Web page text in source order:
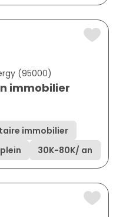
(95000)
immobilier
immobilier
30K-80K/ an